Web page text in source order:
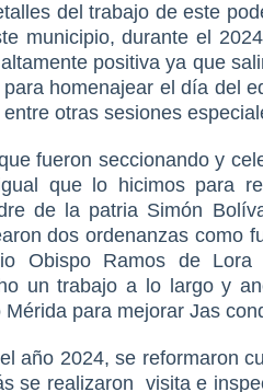
del trabajo de este
municipio, durante el
positiva ya que
homenajear el día del
otras sesiones
fueron seccionando y
que lo hicimos para
de la patria Simón
dos ordenanzas como
Obispo Ramos de
un trabajo a lo largo y
para mejorar Jas
año 2024, se reformaron
se realizaron visita e